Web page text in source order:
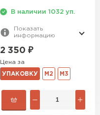
В наличии 1032 уп.
Показать
информацию
2 350 ₽
Цена за
УПАКОВКУ М2 М3